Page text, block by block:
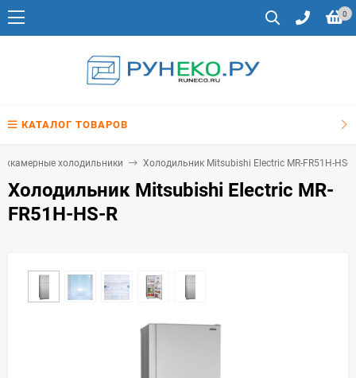
0
КАТАЛОГ ТОВАРОВ
холодильники Холодильник Mitsubishi Electric MR-FR51H-HS-R
Холодильник Mitsubishi Electric MR-
FR51H-HS-R